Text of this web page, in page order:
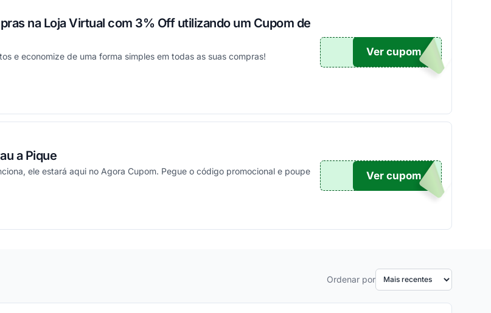
na Loja Virtual com 3% Off utilizando um Cupom de
e economize de uma forma simples em todas as suas compras! UPOM
Ver cupom
a Pique
ele estará aqui no Agora Cupom. Pegue o código promocional e poupe
TICO
Ver cupom
Ordenar por